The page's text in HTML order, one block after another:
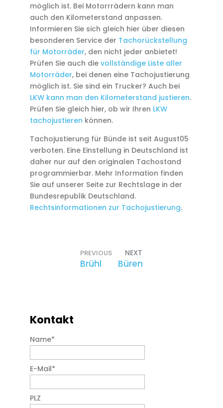
möglich ist. Bei Motorrrädern kann man
auch den Kilometerstand anpassen.
Informieren Sie sich gleich hier über diesen
besonderen Service der Tachorückstellung
für Motorräder, den nicht jeder anbietet!
Prüfen Sie auch die vollständige Liste aller
Motorräder, bei denen eine Tachojustierung
möglich ist. Sie sind ein Trucker? Auch bei
LKW kann man den Kilometerstand justieren.
Prüfen Sie gleich hier, ob wir Ihren LKW
tachojustieren können.
Tachojustierung für Bünde ist seit August05
verboten. Eine Einstellung in Deutschland ist
daher nur auf den originalen Tachostand
programmierbar. Mehr Information finden
Sie auf unserer Seite zur Rechtslage in der
Bundesrepublik Deutschland.
Rechtsinformationen zur Tachojustierung.
PREVIOUS
Brühl
NEXT
Büren
Kontakt
Name*
E-Mail*
PLZ